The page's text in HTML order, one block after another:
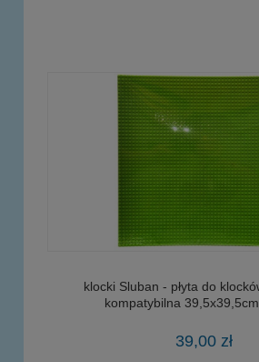
klocki Sluban - płyta do
kompatybilna
39,00 zł